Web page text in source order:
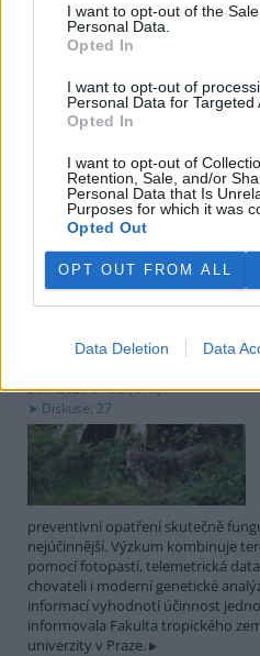
I want to opt-out of the
Personal Data.
Opted In
I want to opt-out of
Personal Data for Targeted
Opted In
I want to opt-out of
Retention, Sale, and/or
Personal Data that Is
Purposes for which it was
Opted Out
OPT OUT FROM ALL
Data Deletion Data
nevyloučily krátkodobé
29.7.2026 10:20 (
obalového a odpadového
commerce. Krátkodobě by se
promítnout do cen zboží nebo do
mohla administrativní zátěž pro e-
však investice do nových obalů a
přepravu snížit. Evropský předpis
Nový projekt, na kterém se
chránit stáda před útoky vlků
29.7.2026 01:32 (ČTK)
Diskuse: 27
preventivní opatření skutečně
nejúčinnější. Výzkum kombinuje
pomocí fotopastí, telemetrická
chovateli i moderní genetické
informací vyhodnotí účinnost
informovala Fakulta tropického
univerzity v Praze.